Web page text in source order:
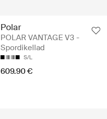
Polar
POLAR VANTAGE V3 -
Spordikellad
S/L
609.90 €